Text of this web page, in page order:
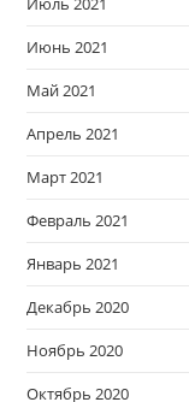
Июнь 2021
Май 2021
Апрель 2021
Март 2021
Февраль 2021
Январь 2021
Декабрь 2020
Ноябрь 2020
Октябрь 2020